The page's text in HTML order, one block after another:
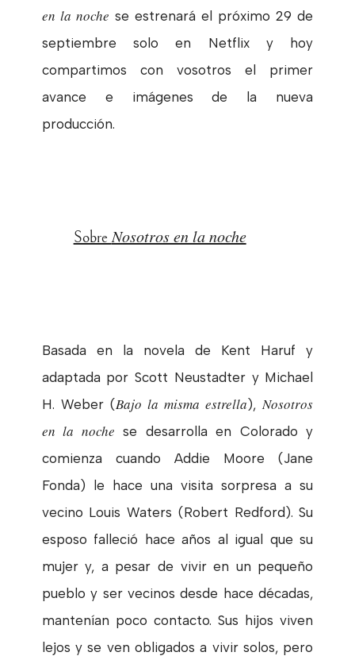
en la noche se estrenará el próximo 29 de
septiembre solo en Netflix y hoy
compartimos con vosotros el primer
avance e imágenes de la nueva
producción.
SobreNosotros en la noche
Basada en la novela de Kent Haruf y
adaptada por Scott Neustadter y Michael
H. Weber (Bajo la misma estrella), Nosotros
en la noche se desarrolla en Colorado y
comienza cuando Addie Moore (Jane
Fonda) le hace una visita sorpresa a su
vecino Louis Waters (Robert Redford). Su
esposo falleció hace años al igual que su
mujer y, a pesar de vivir en un pequeño
pueblo y ser vecinos desde hace décadas,
mantenían poco contacto. Sus hijos viven
lejos y se ven obligados a vivir solos, pero